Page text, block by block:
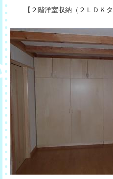
【２階洋室収納（２ＬＤＫタ